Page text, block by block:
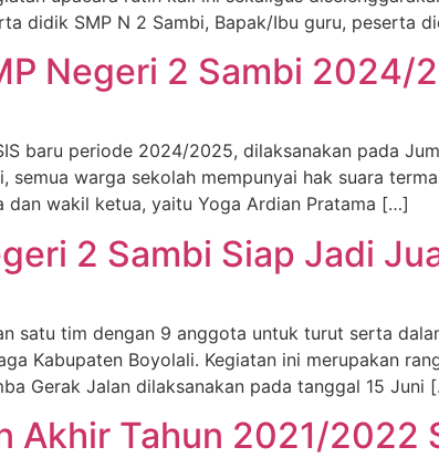
didik SMP N 2 Sambi, Bapak/Ibu guru, peserta
Negeri 2 Sambi 2024/
baru periode 2024/2025, dilaksanakan pada
semua warga sekolah mempunyai hak suara
dan wakil ketua, yaitu Yoga Ardian Pratama […]
2 Sambi Siap Jadi
satu tim dengan 9 anggota untuk turut serta
Kabupaten Boyolali. Kegiatan ini merupakan
Gerak Jalan dilaksanakan pada tanggal 15 Juni
Akhir Tahun 2021/2022